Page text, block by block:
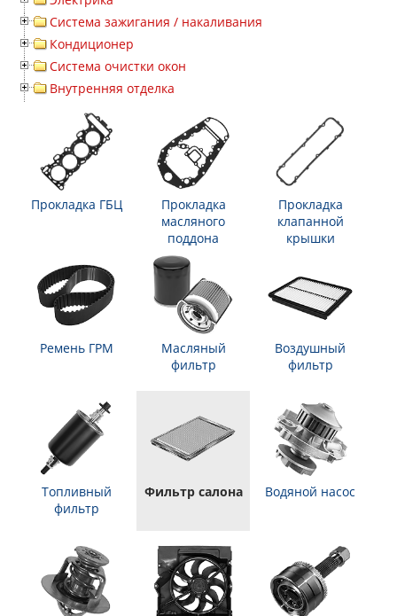
Система зажигания / накаливания
Кондиционер
Система очистки окон
Внутренняя отделка
Прокладка ГБЦ
Прокладка
масляного
поддона
Прокладка
клапанной
крышки
Ремень ГРМ
Масляный
фильтр
Воздушный
фильтр
Топливный
фильтр
Фильтр салона Водяной насос